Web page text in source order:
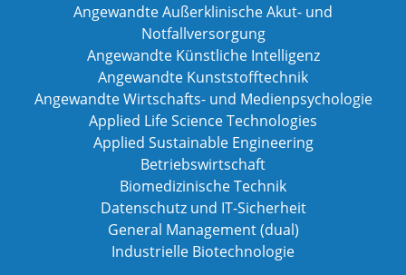
Angewandte Außerklinische Akut- und
Notfallversorgung
Angewandte Künstliche Intelligenz
Angewandte Kunststofftechnik
Angewandte Wirtschafts- und Medienpsychologie
Applied Life Science Technologies
Applied Sustainable Engineering
Betriebswirtschaft
Biomedizinische Technik
Datenschutz und IT-Sicherheit
General Management (dual)
Industrielle Biotechnologie